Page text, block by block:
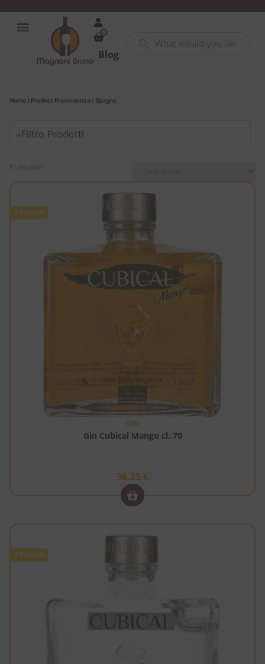
0
Blog
Home / Product Provenienza / Spagna
Filtro Prodotti
SPAGNA
GIN
Gin Cubical Mango cl. 70
36,25 €
SPAGNA